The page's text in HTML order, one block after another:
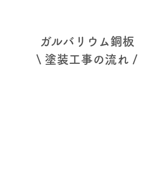
ガルバリウム銅板
\ 塗装工事の流れ /